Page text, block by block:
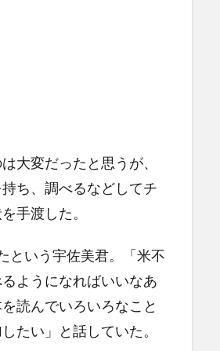
大変だったと思うが、
ち、調べるなどしてチ
手渡した。
という宇佐美君。「米不
ようになればいいなあ
読んでいろいろなこと
たい」と話していた。